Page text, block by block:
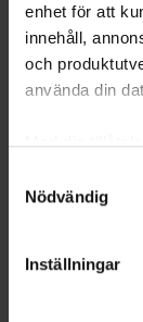
enhet för att
innehåll,
och
använda din
Med din
som kan
Ta reda på
Nödvändig
Inställningar